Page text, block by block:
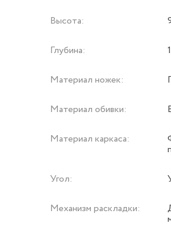
Высота:
Глубина:
Материал ножек:
Материал обивки:
Материал каркаса:
Угол:
Механизм раскладки: